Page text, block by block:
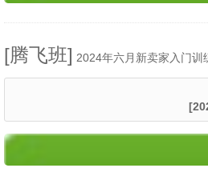
[腾飞班] 2024年六月新卖家入门训